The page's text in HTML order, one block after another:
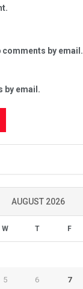
by email.
by email.
AUGUST 2026
W T F
5 6 7